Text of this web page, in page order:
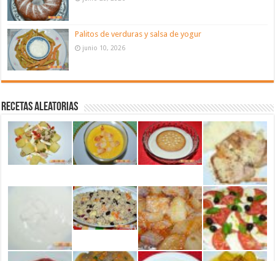
Palitos de verduras y salsa de yogur
junio 10, 2026
Recetas aleatorias